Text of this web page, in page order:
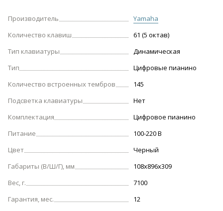
Производитель
Yamaha
Количество клавиш
61 (5 октав)
Тип клавиатуры
Динамическая
Тип
Цифровые пианино
Количество встроенных тембров
145
Подсветка клавиатуры
Нет
Комплектация
Цифровое пианино
Питание
100-220 В
Цвет
Черный
Габариты (В/Ш/Г), мм
108х896х309
Вес, г.
7100
Гарантия, мес.
12